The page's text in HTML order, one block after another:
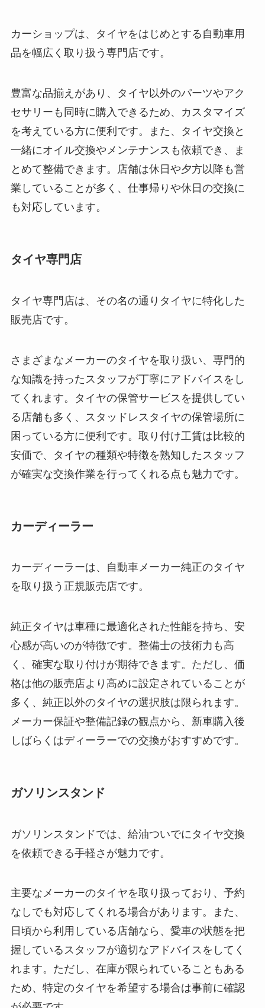
カーショップは、タイヤをはじめとする自動車用
品を幅広く取り扱う専門店です。
豊富な品揃えがあり、タイヤ以外のパーツやアク
セサリーも同時に購入できるため、カスタマイズ
を考えている方に便利です。また、タイヤ交換と
一緒にオイル交換やメンテナンスも依頼でき、ま
とめて整備できます。店舗は休日や夕方以降も営
業していることが多く、仕事帰りや休日の交換に
も対応しています。
タイヤ専門店
タイヤ専門店は、その名の通りタイヤに特化した
販売店です。
さまざまなメーカーのタイヤを取り扱い、専門的
な知識を持ったスタッフが丁寧にアドバイスをし
てくれます。タイヤの保管サービスを提供してい
る店舗も多く、スタッドレスタイヤの保管場所に
困っている方に便利です。取り付け工賃は比較的
安価で、タイヤの種類や特徴を熟知したスタッフ
が確実な交換作業を行ってくれる点も魅力です。
カーディーラー
カーディーラーは、自動車メーカー純正のタイヤ
を取り扱う正規販売店です。
純正タイヤは車種に最適化された性能を持ち、安
心感が高いのが特徴です。整備士の技術力も高
く、確実な取り付けが期待できます。ただし、価
格は他の販売店より高めに設定されていることが
多く、純正以外のタイヤの選択肢は限られます。
メーカー保証や整備記録の観点から、新車購入後
しばらくはディーラーでの交換がおすすめです。
ガソリンスタンド
ガソリンスタンドでは、給油ついでにタイヤ交換
を依頼できる手軽さが魅力です。
主要なメーカーのタイヤを取り扱っており、予約
なしでも対応してくれる場合があります。また、
日頃から利用している店舗なら、愛車の状態を把
握しているスタッフが適切なアドバイスをしてく
れます。ただし、在庫が限られていることもある
ため、特定のタイヤを希望する場合は事前に確認